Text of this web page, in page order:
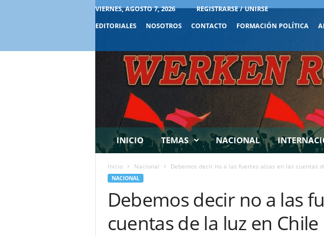
VIERNES, AGOSTO 7, 2026
REGISTRARSE / UNIRSE
EDITORIALES
NOSOTROS CONTACTO FORMACIÓN POLÍTICA
INICIO TEMAS NACIONAL
Inicio Nacional Debemos decir no a las fuertes alzas en las cuentas
NACIONAL
Debemos decir no a las
cuentas de la luz en Chile